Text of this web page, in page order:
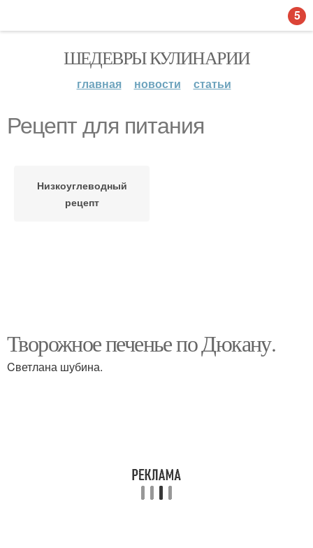
ШЕДЕВРЫ КУЛИНАРИИ
главная новости статьи
Рецепт для питания
Низкоуглеводный
рецепт
Творожное печенье по Дюкану.
Cветлана шубина.
5